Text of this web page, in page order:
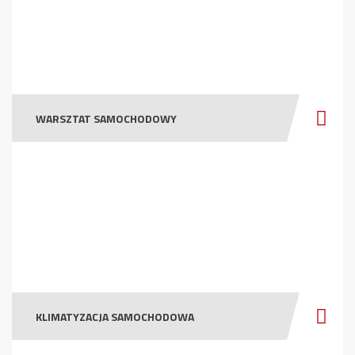
WARSZTAT SAMOCHODOWY
KLIMATYZACJA SAMOCHODOWA